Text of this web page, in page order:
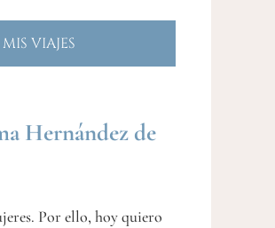
MIS VIAJES
Hernández de
Por ello, hoy quiero